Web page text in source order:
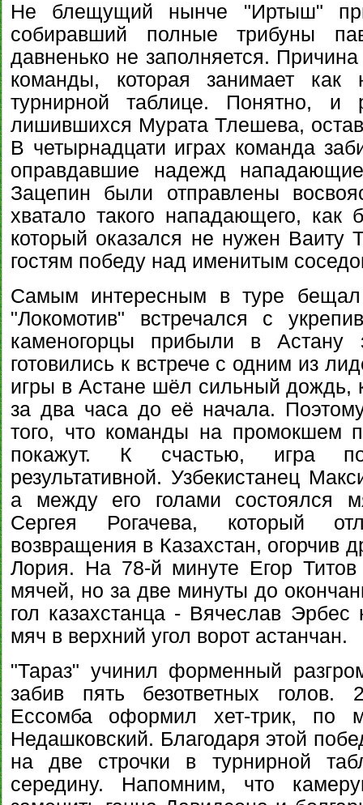
Не блещущий нынче "Иртыш"
собиравший полные трибуны
давненько не заполняется.
команды, которая занимает как
турнирной таблице. Понятно, и
лишившихся Мурата Тлешева,
В четырнадцати играх команда
оправдавшие надежд
Зацепин были отправлены
хватало такого нападающего, как
который оказался не нужен Ваиту
гостям победу над именитым
Самым интересным в туре бещал
"Локомотив" встречался с
каменогорцы прибыли в
готовились к встрече с одним из
игры в Астане шёл сильный дождь,
за два часа до её начала.
того, что команды на промокшем
покажут. К счастью, игра
результативной. Узбекистанец
а между его голами состоялся
Сергея Рогачева, который
возвращения в Казахстан, огорчив
Лория. На 78-й минуте Егор
мячей, но за две минуты до
гол казахстанца - Вячеслав
мяч в верхний угол ворот астанчан.
"Тараз" учинил форменный
забив пять безответных голов.
Ессомба оформил хет-трик, по
Недашковский. Благодаря этой
на две строчки в турнирной
середину. Напомним, что